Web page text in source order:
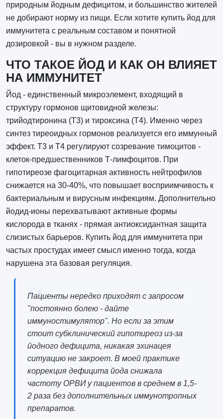
природным йодным дефицитом, и большинство жителей
не добирают норму из пищи. Если хотите купить йод для
иммунитета с реальным составом и понятной
дозировкой - вы в нужном разделе.
ЧТО ТАКОЕ ЙОД И КАК ОН ВЛИЯЕТ
НА ИММУНИТЕТ
Йод - единственный микроэлемент, входящий в
структуру гормонов щитовидной железы:
трийодтиронина (Т3) и тироксина (Т4). Именно через
синтез тиреоидных гормонов реализуется его иммунный
эффект. Т3 и Т4 регулируют созревание тимоцитов -
клеток-предшественников Т-лимфоцитов. При
гипотиреозе фагоцитарная активность нейтрофилов
снижается на 30-40%, что повышает восприимчивость к
бактериальным и вирусным инфекциям. Дополнительно
йодид-ионы перехватывают активные формы
кислорода в тканях - прямая антиоксидантная защита
слизистых барьеров. Купить йод для иммунитета при
частых простудах имеет смысл именно тогда, когда
нарушена эта базовая регуляция.
Пациенты нередко приходят с запросом
"постоянно болею - дайте
иммуностимулятор". Но если за этим
стоит субклинический гипотиреоз из-за
йодного дефицита, никакая эхинацея
ситуацию не закроет. В моей практике
коррекция дефицита йода снижала
частоту ОРВИ у пациентов в среднем в 1,5-
2 раза без дополнительных иммунотропных
препаратов.